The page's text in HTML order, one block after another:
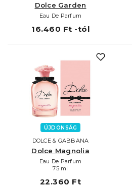
Dolce Garden
Eau De Parfum
16.460 Ft -tól
ÚJDONSÁG
DOLCE & GABBANA
Dolce Magnolia
Eau De Parfum
75 ml
22.360 Ft